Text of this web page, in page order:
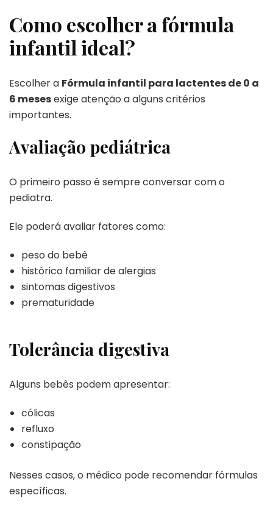
Como escolher a fórmula
infantil ideal?
Escolher a Fórmula infantil para lactentes de 0 a
6 mesesexige atenção a alguns critérios
importantes.
Avaliação pediátrica
O primeiro passo é sempre conversar com o
pediatra.
Ele poderá avaliar fatores como:
peso do bebê
histórico familiar de alergias
sintomas digestivos
prematuridade
Tolerância digestiva
Alguns bebês podem apresentar:
cólicas
refluxo
constipação
Nesses casos, o médico pode recomendar fórmulas
específicas.